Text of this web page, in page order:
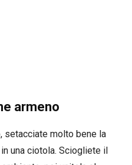
armeno
setacciate molto bene la
una ciotola. Sciogliete il